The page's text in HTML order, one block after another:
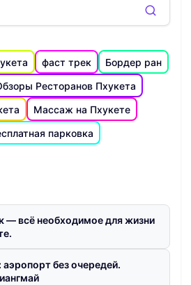
фаст трек
Бордер ран
Ресторанов Пхукета
Массаж на Пхукете
парковка
— всё необходимое для жизни
без очередей.